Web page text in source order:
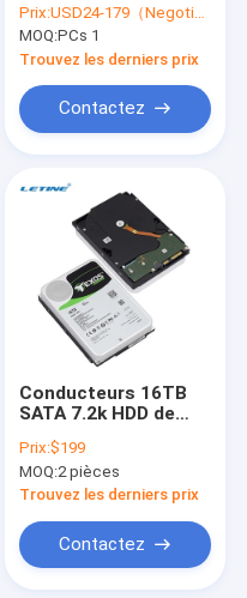
14tb a tracé HDD
Prix:USD24-179（Negotiable）
MOQ:PCs 1
Trouvez les derniers prix
Contactez
Conducteurs 16TB
SATA 7.2k HDD de
Western Digital de
3,5 pouces
Prix:$199
MOQ:2 pièces
Trouvez les derniers prix
Contactez